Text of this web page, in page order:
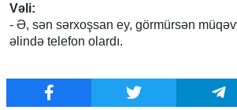
Vəli:
- Ə, sən sərxoşsan ey, görmürsən
əlində telefon olardı.